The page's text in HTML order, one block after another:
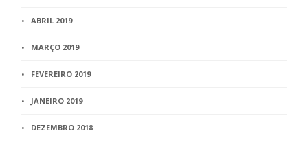
ABRIL 2019
MARÇO 2019
FEVEREIRO 2019
JANEIRO 2019
DEZEMBRO 2018